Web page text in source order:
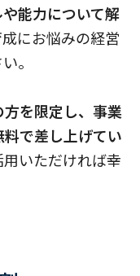
能力について解
にお悩みの経営
。
を限定し、事業
で差し上げてい
いただければ幸